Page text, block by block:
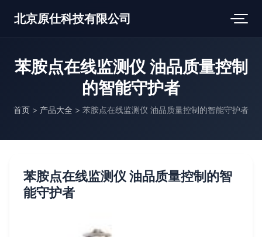
北京原仕科技有限公司
苯胺点在线监测仪 油品质量控制
的智能守护者
首页 > 产品大全 > 苯胺点在线监测仪 油品质量控制的智能守护者
苯胺点在线监测仪 油品质量控制的智
能守护者